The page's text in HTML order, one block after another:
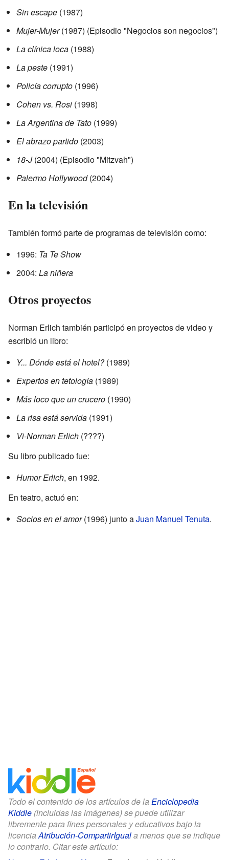
Sin escape (1987)
Mujer-Mujer(1987) (Episodio "Negocios son negocios")
La clínica loca (1988)
La peste (1991)
Policía corrupto (1996)
Cohen vs. Rosi (1998)
La Argentina de Tato (1999)
El abrazo partido (2003)
18-J(2004) (Episodio "Mitzvah")
Palermo Hollywood(2004)
En la televisión
También formó parte de programas de televisión como:
1996: Ta Te Show
2004: La niñera
Otros proyectos
Norman Erlich también participó en proyectos de video y
escribió un libro:
Y... Dónde está el hotel?(1989)
Expertos en tetología (1989)
Más loco que un crucero (1990)
La risa está servida (1991)
Vi-Norman Erlich (????)
Su libro publicado fue:
Humor Erlich, en 1992.
En teatro, actuó en:
Socios en el amor(1996) junto aJuan Manuel Tenuta.
Todo el contenido de los artículos de la Enciclopedia
Kiddle (incluidas las imágenes) se puede utilizar
libremente para fines personales y educativos bajo la
licenciaAtribución-CompartirIguala menos que se indique
lo contrario. Citar este artículo: